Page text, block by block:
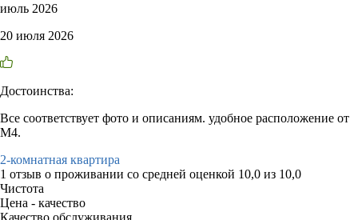
июль 2026
20 июля 2026
Достоинства:
Все соответствует фото и описаниям. удобное расположение от
М4.
2-комнатная квартира
1 отзыв о проживании со средней оценкой 10,0 из 10,0
Чистота
Цена - качество
Качество обслуживания